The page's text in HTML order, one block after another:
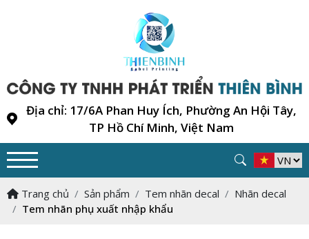
Địa chỉ: 17/6A Phan Huy Ích, Phường An Hội Tây,
TP Hồ Chí Minh, Việt Nam
Trang chủ Sản phẩm Tem nhãn decal
Nhãn decal
Tem nhãn phụ xuất nhập khẩu